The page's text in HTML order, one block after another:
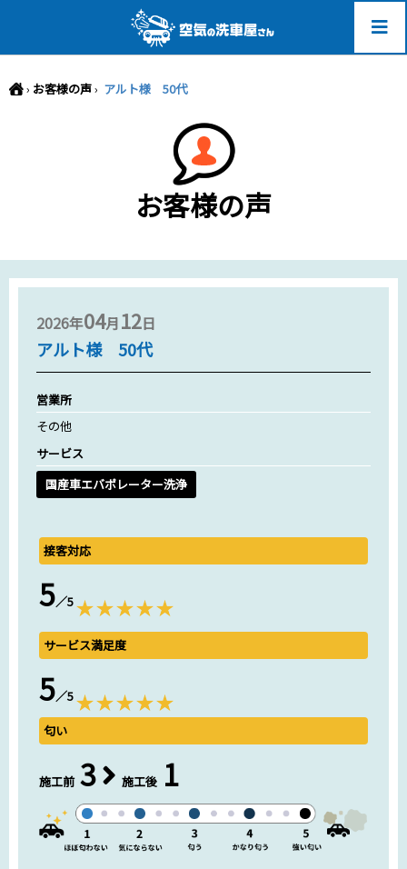
› お客様の声› アルト様 50代
お客様の声
2026年04月12日
アルト様 50代
営業所
その他
サービス
国産車エバポレーター洗浄
接客対応
5／5
サービス満足度
5／5
匂い
施工前 3 施工後 1